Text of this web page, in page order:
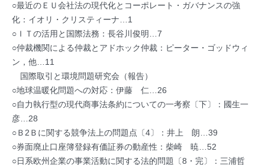
○最近のＥＵ会社法の現代化とコーポレート・ガバナンスの強
化：イオリ・クリスティーナ…1
○ＩＴの活用と国際法務：長谷川俊明…7
○仲裁機関による仲裁とアドホック仲裁：ピーター・ゴッドウィ
ン，他…11
国際取引と環境問題研究会（報告）
○地球温暖化問題への対応：伊藤 仁…26
○自力執行型の現代商事法条約についての一考察〔下〕：國生一
彦…28
○Ｂ2Ｂに関する競争法上の問題点〔4〕：井上 朗…39
○券面廃止口座簿登録有価証券の動産性：柴崎 暁…52
○日系欧州企業の事業活動に関する法的問題〔8・完〕：三浦哲